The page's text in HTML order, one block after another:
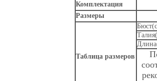
Комплектация
Размеры
Таблица размеров